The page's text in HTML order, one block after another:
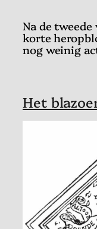
Na de
korte
nog weinig
Het